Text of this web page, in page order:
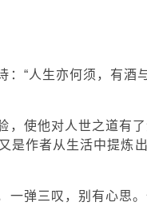
：“人生亦何须，有酒
，使他对人世之道有了
是作者从生活中提炼
一弹三叹，别有心思